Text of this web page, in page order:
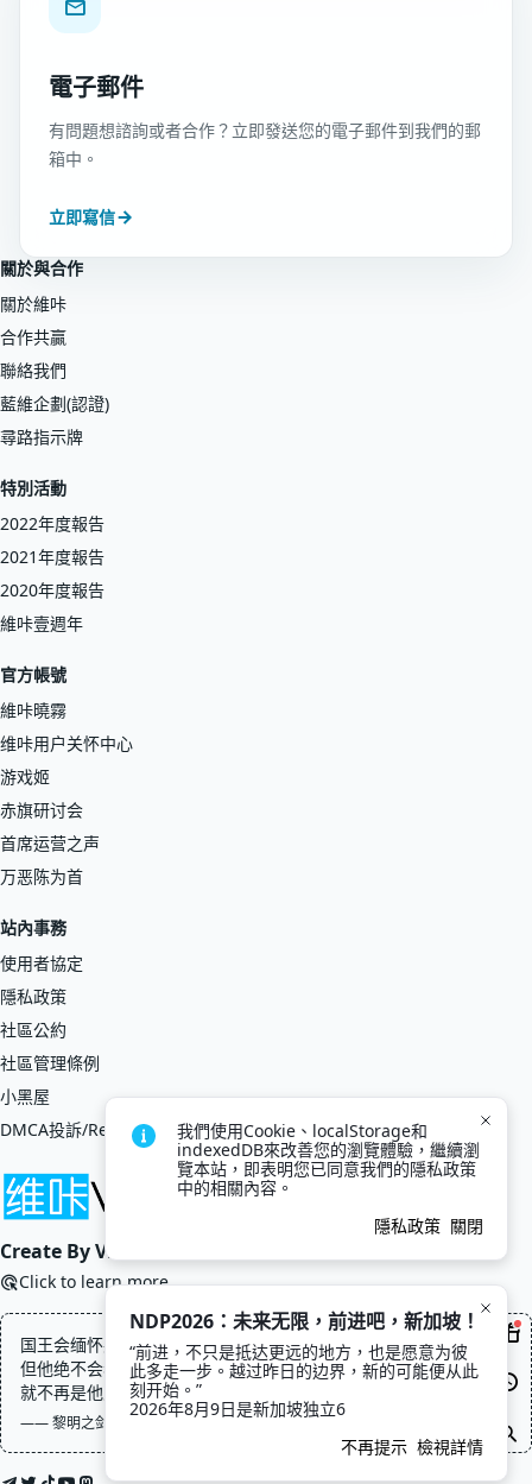
電子郵件
有問題想諮詢或者合作？立即發送您的電子郵件到我們的郵
箱中。
立即寫信
關於與合作
關於維咔
合作共贏
聯絡我們
藍維企劃(認證)
尋路指示牌
特別活動
2022年度報告
2021年度報告
2020年度報告
維咔壹週年
官方帳號
維咔曉霧
维咔用户关怀中心
游戏姬
赤旗研讨会
首席运营之声
万恶陈为首
站內事務
使用者協定
隱私政策
社區公約
社區管理條例
小黑屋
DMCA投訴/Report
Create By VikACG Pte. Ltd.
Click to learn more.
国王会缅怀英雄，因为英雄的形象与声望可以用来巩固他的统治，
但他绝不会希望这位英雄回来，一旦英雄回来了，那些形象与声望
就不再是他能控制的东西了
—— 黎明之剑, 赫蒂·塞西尔
我們使用Cookie、localStorage和
indexedDB來改善您的瀏覽體驗，繼續瀏
覽本站，即表明您已同意我們的隱私政策
中的相關內容。
隱私政策 關閉
NDP2026：未来无限，前进吧，新加坡！
“前进，不只是抵达更远的地方，也是愿意为彼
此多走一步。越过昨日的边界，新的可能便从此
刻开始。”
2026年8月9日是新加坡独立6
不再提示 檢視詳情